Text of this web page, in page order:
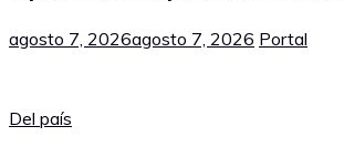
agosto 7, 2026agosto 7, 2026 Portal
Del país